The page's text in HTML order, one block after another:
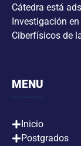
Cátedra está
Investigación
Ciberfísicos de
MENU
Inicio
Postgrados